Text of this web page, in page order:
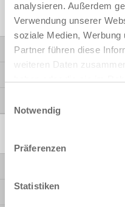
analysieren. Außerdem
Verwendung unserer
soziale Medien, Werbung
Partner führen diese
weiteren Daten
Notwendig
Präferenzen
Statistiken
Support
Support
Team